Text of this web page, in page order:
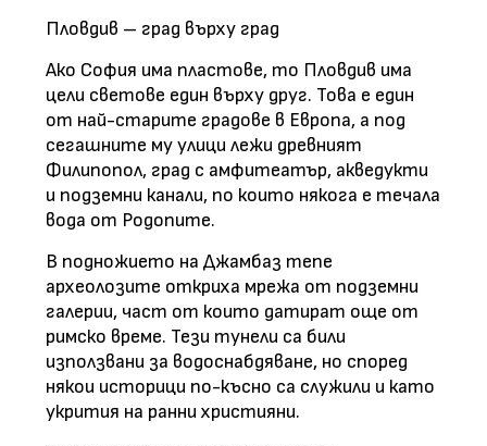
Пловдив – град върху град
Ако София има пластове, то Пловдив има
цели светове един върху друг. Това е един
от най-старите градове в Европа, а под
сегашните му улици лежи древният
Филипопол, град с амфитеатър, акведукти
и подземни канали, по които някога е течала
вода от Родопите.
В подножието на Джамбаз тепе
археолозите откриха мрежа от подземни
галерии, част от които датират още от
римско време. Тези тунели са били
използвани за водоснабдяване, но според
някои историци по-късно са служили и като
укрития на ранни християни.